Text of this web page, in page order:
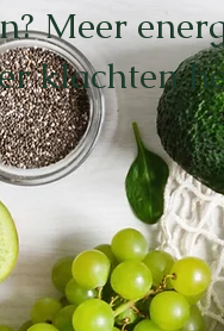
Meer
klachten